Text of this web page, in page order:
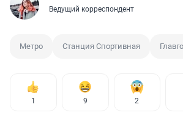
Ведущий корреспондент
Метро Станция Спортивная
1 9 2